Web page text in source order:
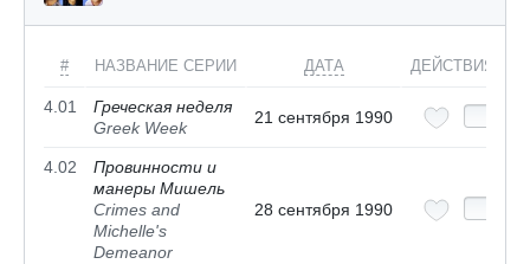
# НАЗВАНИЕ СЕРИИ ДАТА ДЕЙСТВИЯ
4.01
Греческая неделя
Greek Week
21 сентября 1990
4.02
Провинности и
манеры Мишель
Crimes and
Michelle's
Demeanor
28 сентября 1990